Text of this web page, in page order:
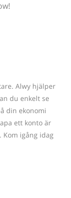
Alwy hjälper
du enkelt se
din ekonomi
ett konto är
igång idag